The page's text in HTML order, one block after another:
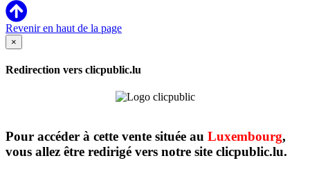
Revenir en haut de la page
×
Redirection vers clicpublic.lu
Pour accéder à cette vente située au Luxembourg,
vous allez être redirigé vers notre site clicpublic.lu.